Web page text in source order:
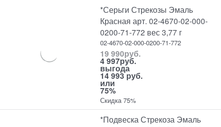
*Серьги Стрекозы Эмаль
Красная арт. 02-4670-02-000-
0200-71-772 вес 3,77 г
02-4670-02-000-0200-71-772
19 990руб.
4 997руб.
выгода
14 993 руб.
или
75%
Скидка 75%
*Подвеска Стрекоза Эмаль